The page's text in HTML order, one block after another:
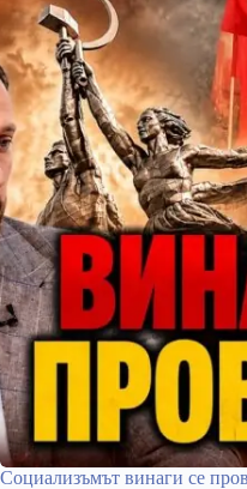
Социализъмът винаги се